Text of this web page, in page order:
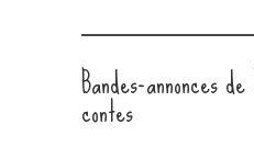
Bandes-annonces
contes